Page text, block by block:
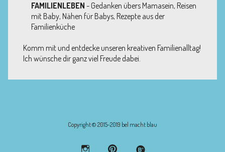
FAMILIENLEBEN - Gedanken übers Mamasein, Reisen
mit Baby, Nähen für Babys, Rezepte aus der
Familienküche
Komm mit und entdecke unseren kreativen Familienalltag!
Ich wünsche dir ganz viel Freude dabei.
Copyright © 2015-2019 bel macht blau